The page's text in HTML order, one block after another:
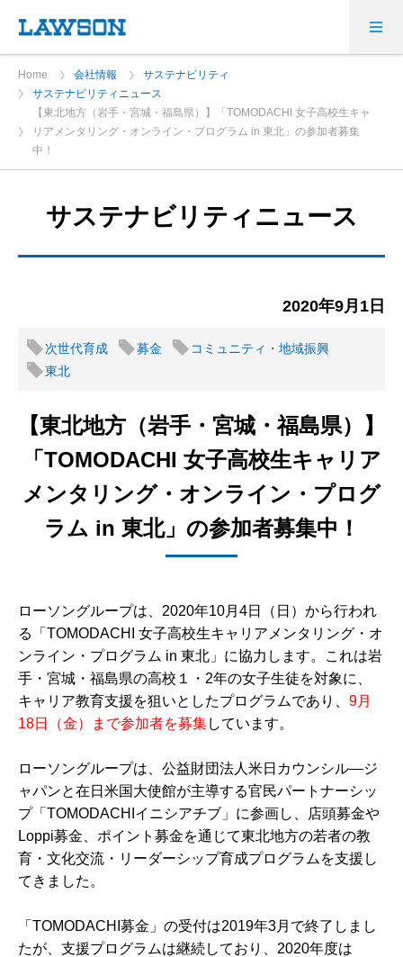
Home 会社情報
サステナビリティ
サステナビリティニュース
【東北地方（岩手・宮城・福島県）】「TOMODACHI 女子高校生キャ
リアメンタリング・オンライン・プログラム in 東北」の参加者募集
中！
サステナビリティニュース
2020年9月1日
次世代育成 募金
コミュニティ・地域振興
東北
【東北地方（岩手・宮城・福島県）】
「TOMODACHI 女子高校生キャリア
メンタリング・オンライン・プログ
ラム in 東北」の参加者募集中！
ローソングループは、2020年10月4日（日）から行われ
る「TOMODACHI 女子高校生キャリアメンタリング・オ
ンライン・プログラム in 東北」に協力します。これは岩
手・宮城・福島県の高校１・2年の女子生徒を対象に、
キャリア教育支援を狙いとしたプログラムであり、 9月
18日（金）まで参加者を募集しています。
ローソングループは、公益財団法人米日カウンシル―ジ
ャパンと在日米国大使館が主導する官民パートナーシッ
プ「TOMODACHIイニシアチブ」に参画し、店頭募金や
Loppi募金、ポイント募金を通じて東北地方の若者の教
育・文化交流・リーダーシップ育成プログラムを支援し
てきました。
「TOMODACHI募金」の受付は2019年3月で終了しまし
たが、支援プログラムは継続しており、2020年度は